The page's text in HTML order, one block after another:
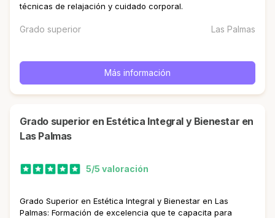
técnicas de relajación y cuidado corporal.
Grado superior Las Palmas
Más información
Grado superior en Estética Integral y Bienestar en
Las Palmas
5/5 valoración
Grado Superior en Estética Integral y Bienestar en Las
Palmas: Formación de excelencia que te capacita para